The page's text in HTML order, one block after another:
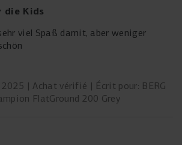
die Kids
viel Spaß damit, aber weniger
2025 Achat vérifié
Écrit pour: BERG
FlatGround 200 Grey